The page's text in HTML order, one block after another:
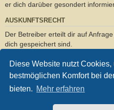
Diese Website nutzt Cookies,
bestmöglichen Komfort bei
bieten. Mehr erfahren
er dich darüber gesondert
AUSKUNFTSRECHT
Der Betreiber erteilt dir auf
dich gespeichert sind.
Du kannst jederzeit die Löschung
verlangen. Kontaktiere hierzu bitte